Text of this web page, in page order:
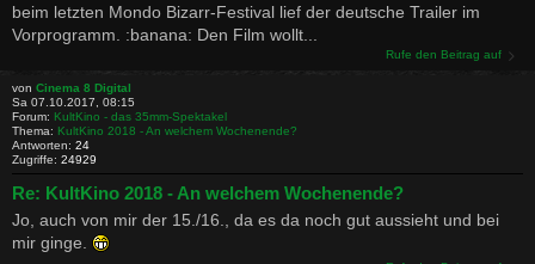
beim letzten Mondo Bizarr-Festival lief der deutsche Trailer im
Vorprogramm. :banana: Den Film wollt...
Rufe den Beitrag auf
von Cinema 8 Digital
Sa 07.10.2017, 08:15
Forum: KultKino - das 35mm-Spektakel
Thema: KultKino 2018 - An welchem Wochenende?
Antworten: 24
Zugriffe: 24929
Re: KultKino 2018 - An welchem Wochenende?
Jo, auch von mir der 15./16., da es da noch gut aussieht und bei
mir ginge.